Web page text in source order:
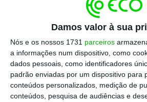
Damos valor à sua
Nós e os nossos 1731 parceiros
a informações num dispositivo, como
dados pessoais, como identificadores
padrão enviadas por um dispositivo para
conteúdos personalizados, medição de
conteúdos, pesquisa de audiências e
É preciso agir de forma
integrada porque “os custos
poderão ser irreversíveis“. É
Mario Draghi para combater a
económica gerada pelo